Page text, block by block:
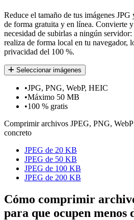
Reduce el tamaño de tus imágenes
de forma gratuita y en línea. Convierte
necesidad de subirlas a ningún
realiza de forma local en tu navegador,
privacidad del 100 %.
Seleccionar imágenes
•JPG, PNG, WebP, HEIC
•Máximo 50 MB
•100 % gratis
Comprimir archivos JPEG, PNG,
concreto
JPEG de 20 KB
JPEG de 50 KB
JPEG de 100 KB
JPEG de 200 KB
Cómo comprimir
para que ocupen menos